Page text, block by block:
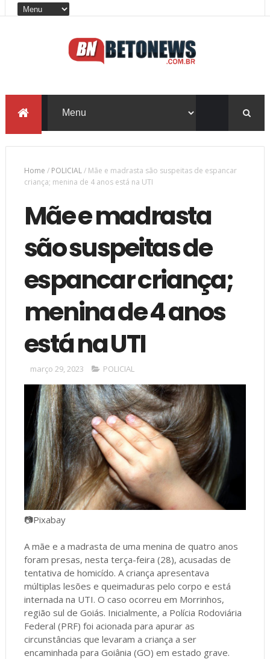
Home / POLICIAL/ Mãe e madrasta são suspeitas de espancar
criança; menina de 4 anos está na UTI
Mãe e madrasta
são suspeitas de
espancar criança;
menina de 4 anos
está na UTI
março 29, 2023 POLICIAL
📷Pixabay
A mãe e a madrasta de uma menina de quatro anos
foram presas, nesta terça-feira (28), acusadas de
tentativa de homicído. A criança apresentava
múltiplas lesões e queimaduras pelo corpo e está
internada na UTI. O caso ocorreu em Morrinhos,
região sul de Goiás. Inicialmente, a Polícia Rodoviária
Federal (PRF) foi acionada para apurar as
circunstâncias que levaram a criança a ser
encaminhada para Goiânia (GO) em estado grave.